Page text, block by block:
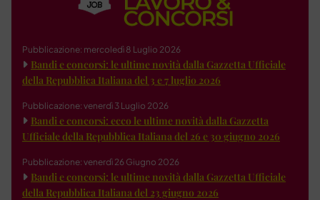
Pubblicazione: mercoledì 8 Luglio 2026
Bandi e concorsi: le ultime novità dalla Gazzetta Ufficiale
della Repubblica Italiana del 3 e 7 luglio 2026
Pubblicazione: venerdì 3 Luglio 2026
Bandi e concorsi: ecco le ultime novità dalla Gazzetta
Ufficiale della Repubblica Italiana del 26 e 30 giugno 2026
Pubblicazione: venerdì 26 Giugno 2026
Bandi e concorsi: le ultime novità dalla Gazzetta Ufficiale
della Repubblica Italiana del 23 giugno 2026